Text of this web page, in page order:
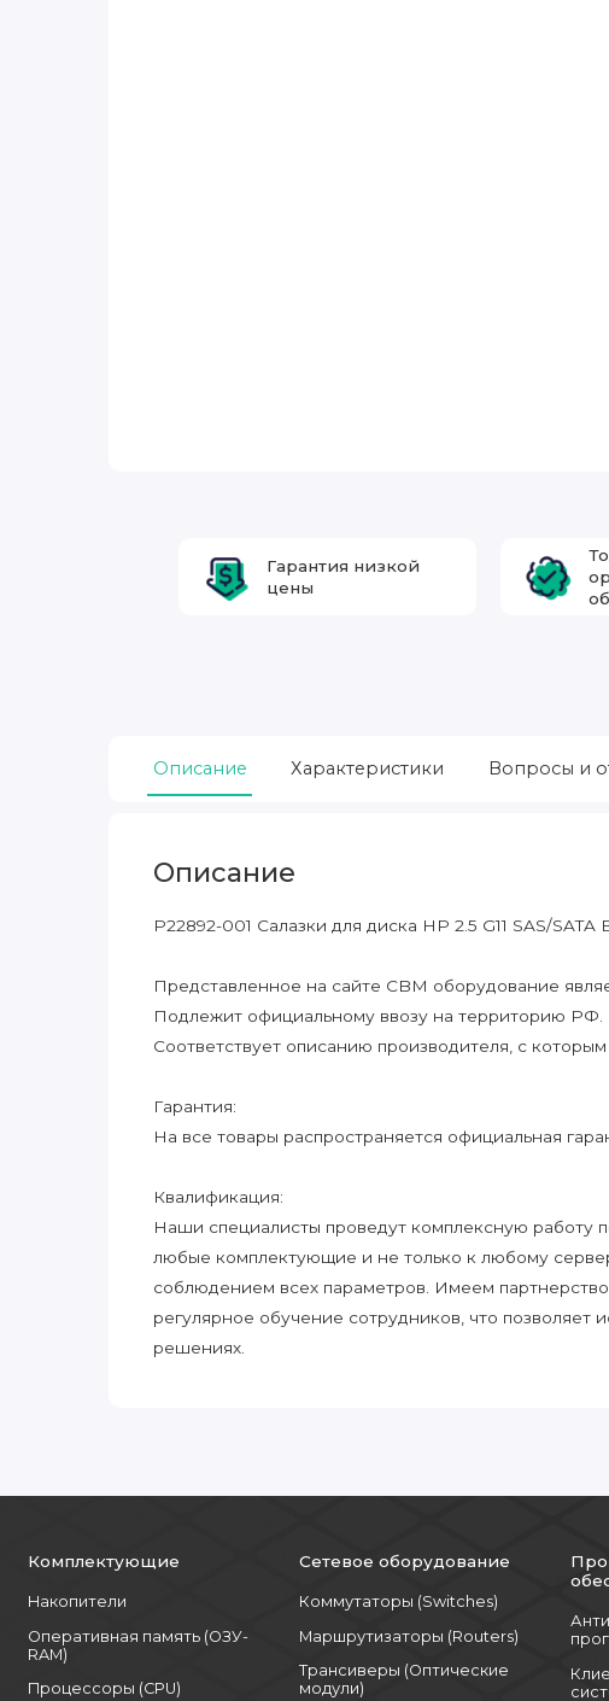
Гарантия низкой
цены
Описание Характеристики Вопросы и
Описание
P22892-001 Салазки для диска HP 2.5 G11 SAS/SATA
Представленное на сайте CBM оборудование
Подлежит официальному ввозу на территорию РФ.
Соответствует описанию производителя, с
Гарантия:
На все товары распространяется официальная
Квалификация:
Наши специалисты проведут комплексную работу
любые комплектующие и не только к любому
соблюдением всех параметров. Имеем
регулярное обучение сотрудников, что
решениях.
Комплектующие
Накопители
Оперативная память (ОЗУ-
RAM)
Процессоры (CPU)
Сетевое оборудование
Коммутаторы (Switches)
Маршрутизаторы (Routers)
Трансиверы (Оптические
модули)